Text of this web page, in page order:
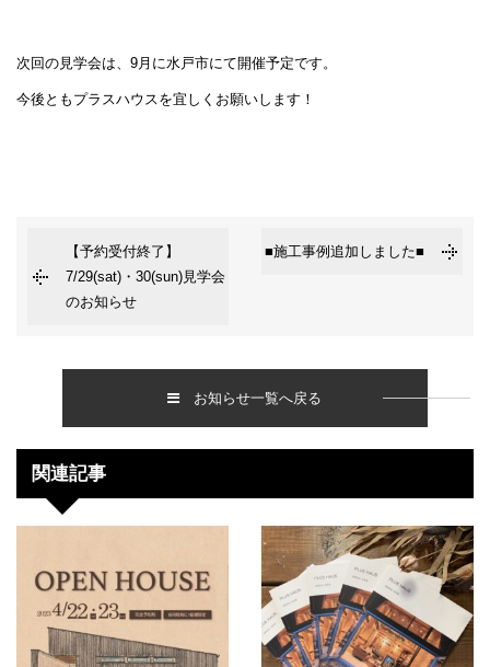
次回の見学会は、9月に水戸市にて開催予定です。
今後ともプラスハウスを宜しくお願いします！
【予約受付終了】
7/29(sat)・30(sun)見学会
のお知らせ
■施工事例追加しました■
お知らせ一覧へ戻る
関連記事